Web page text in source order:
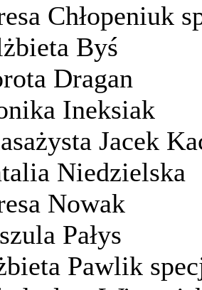
Chłopeniuk
Byś
Dragan
Ineksiak
Jacek
Niedzielska
Nowak
Pałys
Pawlik